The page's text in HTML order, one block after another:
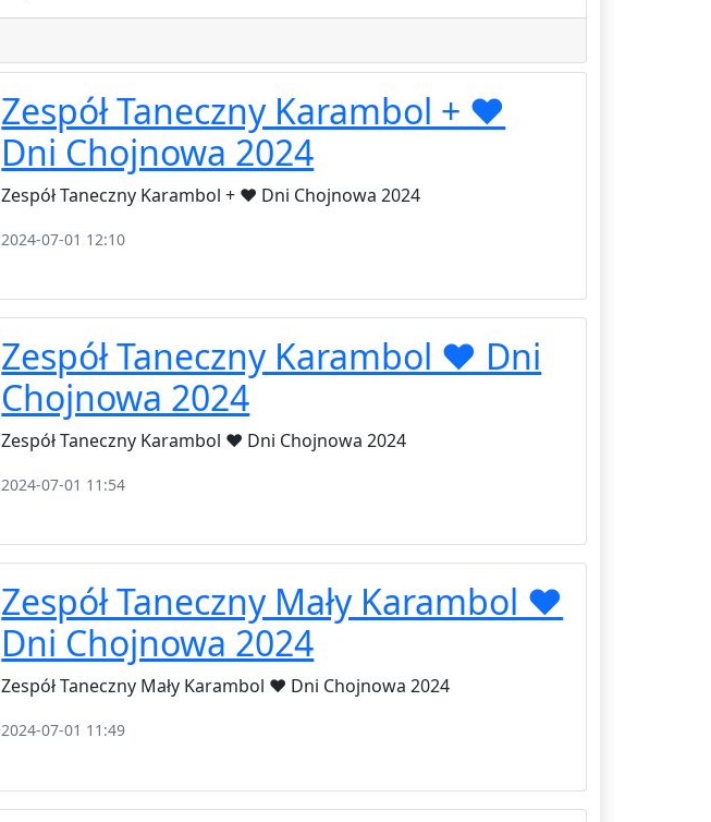
Zespół Taneczny Karambol + ❤️
Dni Chojnowa 2024
Zespół Taneczny Karambol + ❤️ Dni Chojnowa 2024
2024-07-01 12:10
Zespół Taneczny Karambol ❤️ Dni
Chojnowa 2024
Zespół Taneczny Karambol ❤️ Dni Chojnowa 2024
2024-07-01 11:54
Zespół Taneczny Mały Karambol ❤️
Dni Chojnowa 2024
Zespół Taneczny Mały Karambol ❤️ Dni Chojnowa 2024
2024-07-01 11:49